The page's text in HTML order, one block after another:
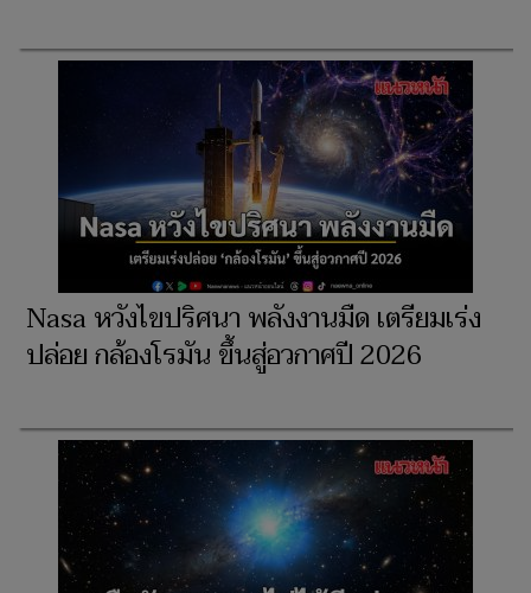
Nasa หวังไขปริศนา พลังงานมืด เตรียมเร่ง
ปล่อย กล้องโรมัน ขึ้นสู่อวกาศปี 2026